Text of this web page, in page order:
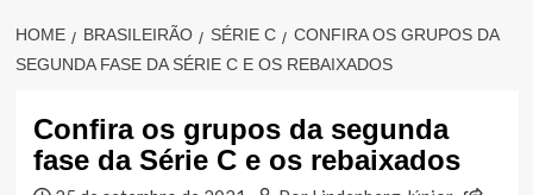
HOME BRASILEIRÃO SÉRIE C
CONFIRA OS GRUPOS DA
SEGUNDA FASE DA SÉRIE C E OS REBAIXADOS
Confira os grupos da segunda
fase da Série C e os rebaixados